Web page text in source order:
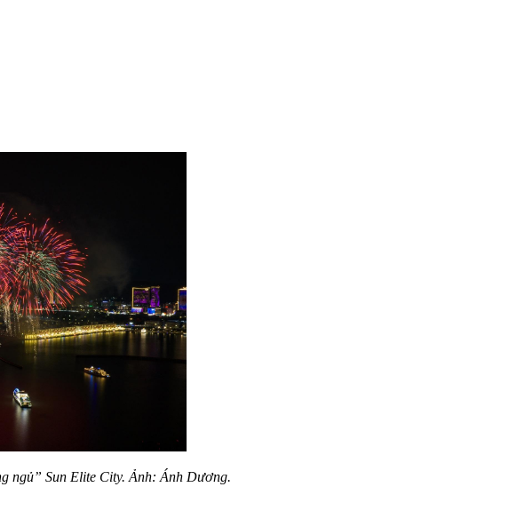
ngủ” Sun Elite City. Ảnh: Ánh Dương.